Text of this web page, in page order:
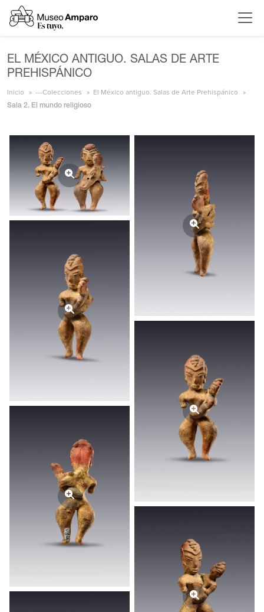
EL MÉXICO ANTIGUO. SALAS DE ARTE
PREHISPÁNICO
Inicio ---Colecciones El México antiguo. Salas de Arte Prehispánico
Sala 2. El mundo religioso